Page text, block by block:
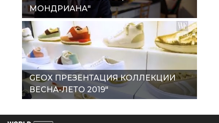
МОНДРИАНА"
GEOX ПРЕЗЕНТАЦИЯ КОЛЛЕКЦИИ
ВЕСНА-ЛЕТО 2019"